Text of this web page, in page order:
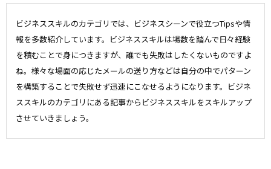
ビジネススキルのカテゴリでは、ビジネスシーンで役立つTipsや情
報を多数紹介しています。ビジネススキルは場数を踏んで日々経験
を積むことで身につきますが、誰でも失敗はしたくないものですよ
ね。様々な場面の応じたメールの送り方などは自分の中でパターン
を構築することで失敗せず迅速にこなせるようになります。ビジネ
ススキルのカテゴリにある記事からビジネススキルをスキルアップ
させていきましょう。